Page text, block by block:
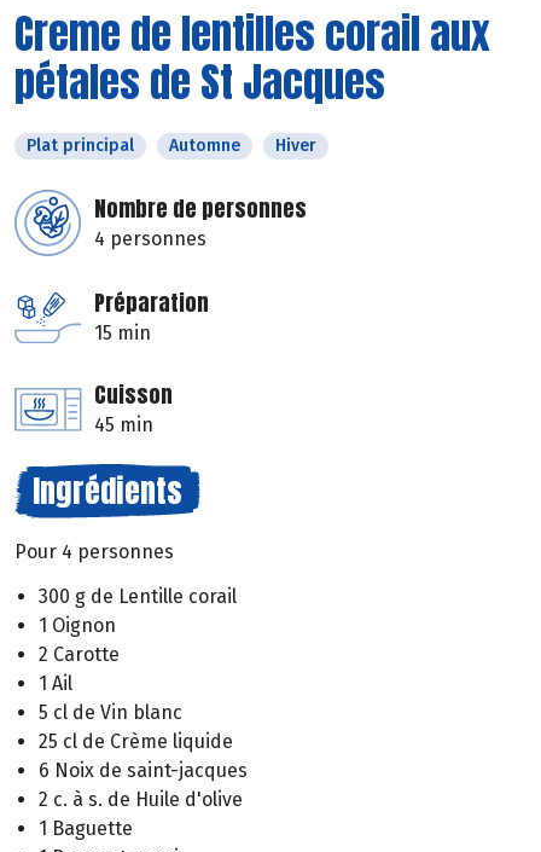
Creme de lentilles corail aux
pétales de St Jacques
Plat principal Automne Hiver
Nombre de personnes
4 personnes
Préparation
15 min
Cuisson
45 min
Ingrédients
Pour 4 personnes
300 g de Lentille corail
1 Oignon
2 Carotte
1 Ail
5 cl de Vin blanc
25 cl de Crème liquide
6 Noix de saint-jacques
2 c. à s. de Huile d'olive
1 Baguette